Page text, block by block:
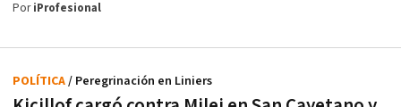
PoriProfesional
POLÍTICA/ Peregrinación en Liniers